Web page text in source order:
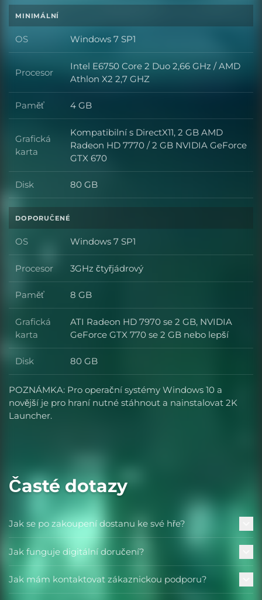
MINIMÁLNÍ
OS OS
Windows 7 SP1
Procesor Procesor
Intel E6750 Core 2 Duo 2,66 GHz / AMD
Athlon X2 2,7 GHZ
Paměť Paměť
4 GB
Grafická
karta
Grafická karta
Kompatibilní s DirectX11, 2 GB AMD
Radeon HD 7770 / 2 GB NVIDIA GeForce
GTX 670
Disk Disk
80 GB
DOPORUČENÉ
OS OS
Windows 7 SP1
Procesor Procesor
3GHz čtyřjádrový
Paměť Paměť
8 GB
Grafická
karta
Grafická karta
ATI Radeon HD 7970 se 2 GB, NVIDIA
GeForce GTX 770 se 2 GB nebo lepší
Disk Disk
80 GB
POZNÁMKA: Pro operační systémy Windows 10 a
novější je pro hraní nutné stáhnout a nainstalovat 2K
Launcher.
Časté dotazy
Jak se po zakoupení dostanu ke své hře?
Jak funguje digitální doručení?
Jak mám kontaktovat zákaznickou podporu?